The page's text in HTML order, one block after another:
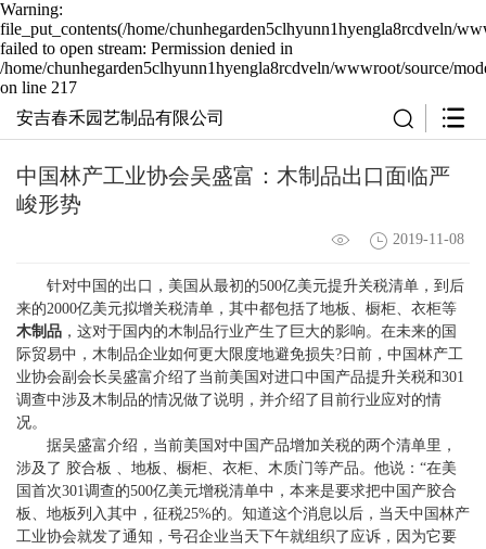
Warning:
file_put_contents(/home/chunhegarden5clhyunn1hyengla8rcdveln/
failed to open stream: Permission denied in
/home/chunhegarden5clhyunn1hyengla8rcdveln/wwwroot/source/
on line 217
安吉春禾园艺制品有限公司
中国林产工业协会吴盛富：木制品出口面临严
峻形势
2019-11-08
针对中国的出口，美国从最初的500亿美元提升关税清单，到后
来的2000亿美元拟增关税清单，其中都包括了地板、橱柜、衣柜等
木制品 ，这对于国内的木制品行业产生了巨大的影响。在未来的国
际贸易中，木制品企业如何更大限度地避免损失?日前，中国林产工
业协会副会长吴盛富介绍了当前美国对进口中国产品提升关税和301
调查中涉及木制品的情况做了说明，并介绍了目前行业应对的情
况。
据吴盛富介绍，当前美国对中国产品增加关税的两个清单里，
涉及了 胶合板 、地板、橱柜、衣柜、木质门等产品。他说：“在美
国首次301调查的500亿美元增税清单中，本来是要求把中国产胶合
板、地板列入其中，征税25%的。知道这个消息以后，当天中国林产
工业协会就发了通知，号召企业当天下午就组织了应诉，因为它要